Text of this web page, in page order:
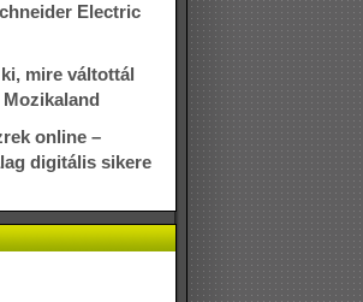
Electric
mire váltottál
online –
digitális sikere